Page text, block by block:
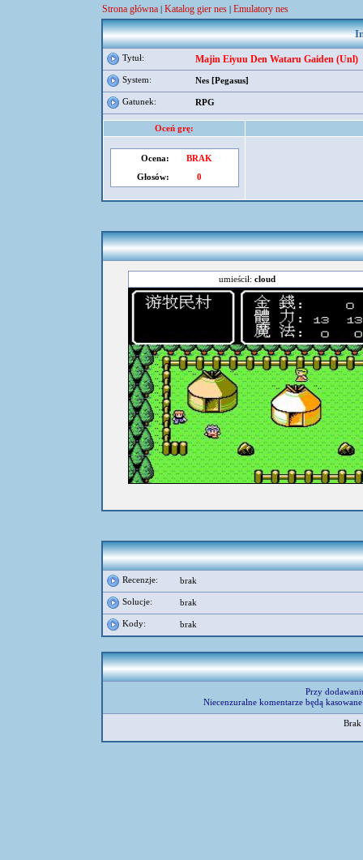
Strona główna | Katalog gier nes | Emulatory nes
Tytuł: Majin Eiyuu Den Wataru Gaiden (Unl)
System: Nes [Pegasus]
Gatunek: RPG
Oceń grę:
Ocena:
BRAK
Głosów:
0
umieścił: cloud
Recenzje: brak
Solucje: brak
Kody: brak
Przy
Niecenzuralne komentarze będą